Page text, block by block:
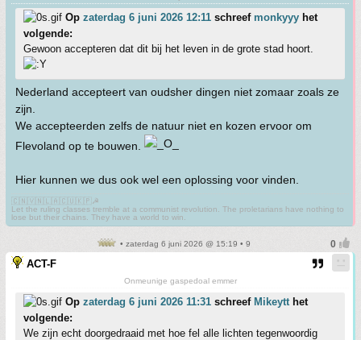
Op zaterdag 6 juni 2026 12:11 schreef monkyyy het
volgende:
Gewoon accepteren dat dit bij het leven in de grote stad hoort.
Nederland accepteert van oudsher dingen niet zomaar zoals ze
zijn.
We accepteerden zelfs de natuur niet en kozen ervoor om
Flevoland op te bouwen.
Hier kunnen we dus ook wel een oplossing voor vinden.
🇨🇳🇻🇳🇱🇦🇨🇺🇰🇵☭
Let the ruling classes tremble at a communist revolution. The proletarians have nothing to
lose but their chains. They have a world to win.
• zaterdag 6 juni 2026 @ 15:19 • 9
ACT-F
Onmeunige gaspedoal emmer
Op zaterdag 6 juni 2026 11:31 schreef Mikeytthet
volgende:
We zijn echt doorgedraaid met hoe fel alle lichten tegenwoordig